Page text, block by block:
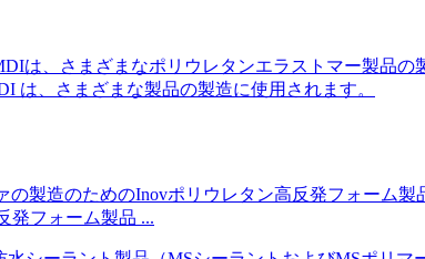
は、さまざまな製品の製造に使用されます。
発フォーム製品 ...